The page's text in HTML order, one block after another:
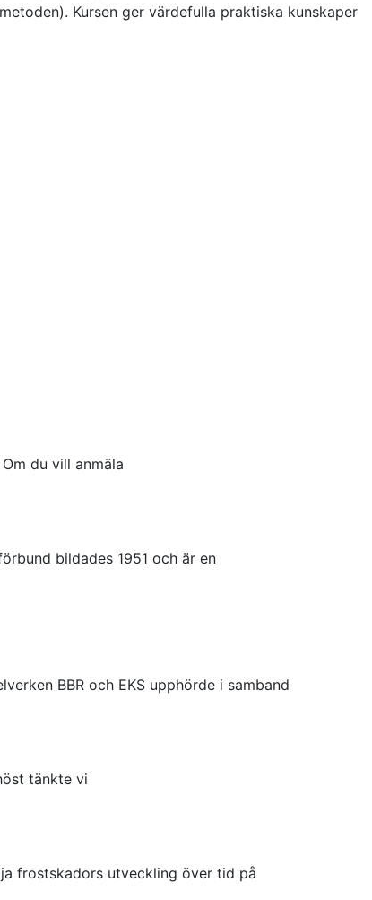
Kursen ger värdefulla praktiska kunskaper
du vill anmäla
bildades 1951 och är en
BBR och EKS upphörde i samband
tänkte vi
frostskadors utveckling över tid på